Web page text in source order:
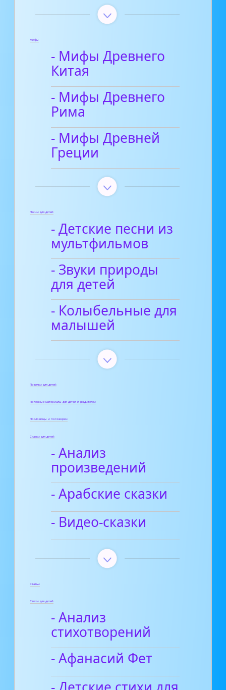
Мифы
- Мифы Древнего
Китая
- Мифы Древнего
Рима
- Мифы Древней
Греции
Песни для детей
- Детские песни из
мультфильмов
- Звуки природы
для детей
- Колыбельные для
малышей
Поделки для детей
Полезные материалы для детей и родителей
Пословицы и поговорки
Сказки для детей
- Анализ
произведений
- Арабские сказки
- Видео-сказки
Статьи
Стихи для детей
- Анализ
стихотворений
- Афанасий Фет